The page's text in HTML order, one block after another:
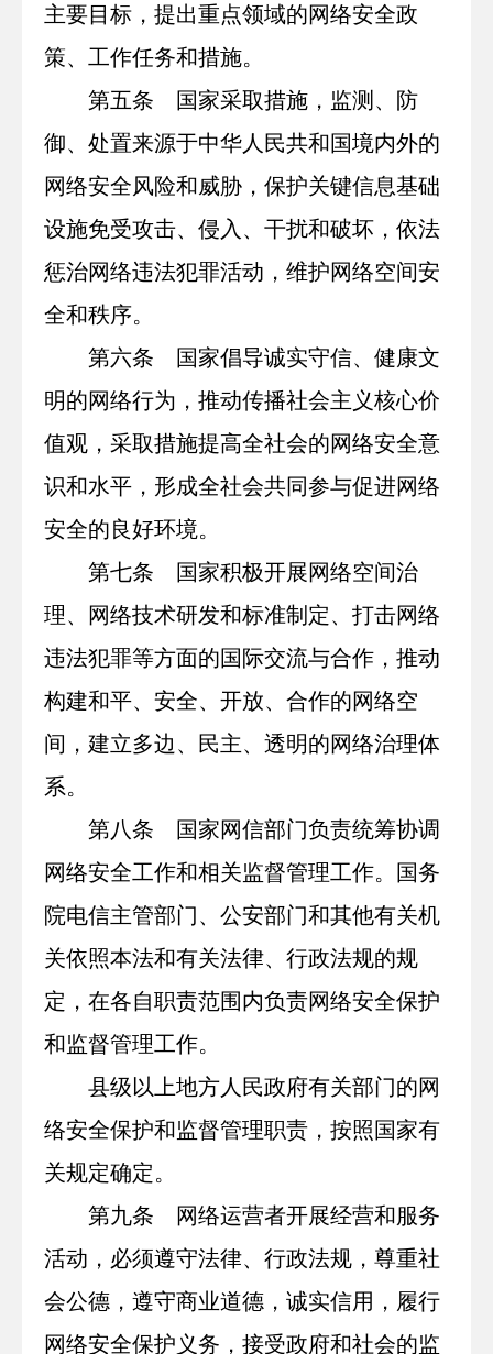
主要目标，提出重点领域的网络安全政
策、工作任务和措施。
第五条 国家采取措施，监测、防
御、处置来源于中华人民共和国境内外的
网络安全风险和威胁，保护关键信息基础
设施免受攻击、侵入、干扰和破坏，依法
惩治网络违法犯罪活动，维护网络空间安
全和秩序。
第六条 国家倡导诚实守信、健康文
明的网络行为，推动传播社会主义核心价
值观，采取措施提高全社会的网络安全意
识和水平，形成全社会共同参与促进网络
安全的良好环境。
第七条 国家积极开展网络空间治
理、网络技术研发和标准制定、打击网络
违法犯罪等方面的国际交流与合作，推动
构建和平、安全、开放、合作的网络空
间，建立多边、民主、透明的网络治理体
系。
第八条 国家网信部门负责统筹协调
网络安全工作和相关监督管理工作。国务
院电信主管部门、公安部门和其他有关机
关依照本法和有关法律、行政法规的规
定，在各自职责范围内负责网络安全保护
和监督管理工作。
县级以上地方人民政府有关部门的网
络安全保护和监督管理职责，按照国家有
关规定确定。
第九条 网络运营者开展经营和服务
活动，必须遵守法律、行政法规，尊重社
会公德，遵守商业道德，诚实信用，履行
网络安全保护义务，接受政府和社会的监